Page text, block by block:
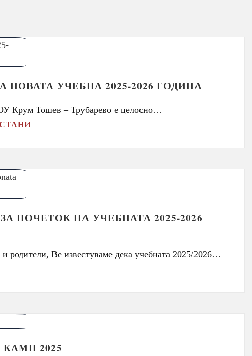
НОВАТА УЧЕБНА 2025-2026 ГОДИНА
Крум Тошев – Трубарево е целосно…
ПОЧЕТОК НА УЧЕБНАТА 2025-2026
родители, Ве известуваме дека учебната 2025/2026…
2025